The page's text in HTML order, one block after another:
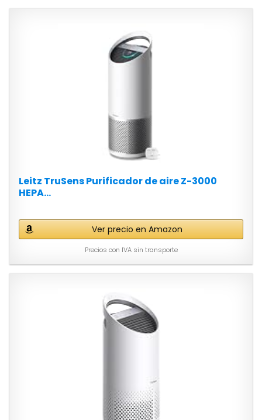
Leitz TruSens Purificador de aire Z-3000
HEPA...
Ver precio en Amazon
Precios con IVA sin transporte